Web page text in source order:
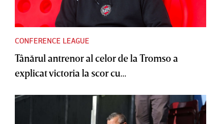
CONFERENCE LEAGUE
Tânărul antrenor al celor de la Tromso a
explicat victoria la scor cu...